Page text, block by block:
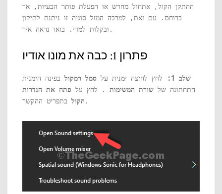
ההתקן הקול, אתחול מחדש או הפעלת פותר הבעיות, אך
ברוחם. עם זאת, למרבה המזל סוגיה זו ניתנת לתיקון
ובקלות למדי. בואו נראה איך.
פתרון 1: כבה את מונו אודיו
שלב 1: לחץ לחיצה ימנית על סמל רמקול בפינה הימנית
התחתונה של שורת המשימות . לחץ על פתח את הגדרות
הקול בתפריט ההקשר.